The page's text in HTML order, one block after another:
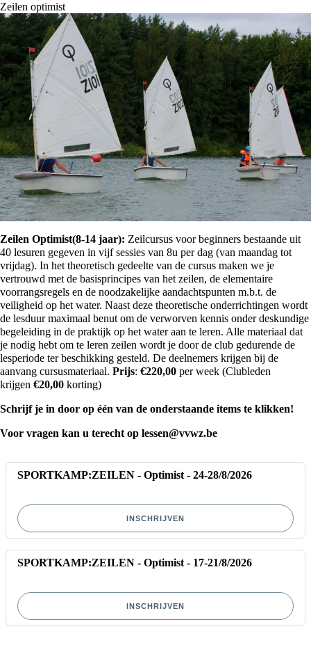
Zeilen optimist
Zeilen Optimist(8-14 jaar): Zeilcursus voor beginners bestaande uit
40 lesuren gegeven in vijf sessies van 8u per dag (van maandag tot
vrijdag). In het theoretisch gedeelte van de cursus maken we je
vertrouwd met de basisprincipes van het zeilen, de elementaire
voorrangsregels en de noodzakelijke aandachtspunten m.b.t. de
veiligheid op het water. Naast deze theoretische onderrichtingen wordt
de lesduur maximaal benut om de verworven kennis onder deskundige
begeleiding in de praktijk op het water aan te leren. Alle materiaal dat
je nodig hebt om te leren zeilen wordt je door de club gedurende de
lesperiode ter beschikking gesteld. De deelnemers krijgen bij de
aanvang cursusmateriaal. Prijs: €220,00 per week (Clubleden
krijgen €20,00 korting)
Schrijf je in door op één van de onderstaande items te klikken!
Voor vragen kan u terecht op lessen@vvwz.be
SPORTKAMP:ZEILEN - Optimist - 24-28/8/2026
INSCHRIJVEN
SPORTKAMP:ZEILEN - Optimist - 17-21/8/2026
INSCHRIJVEN